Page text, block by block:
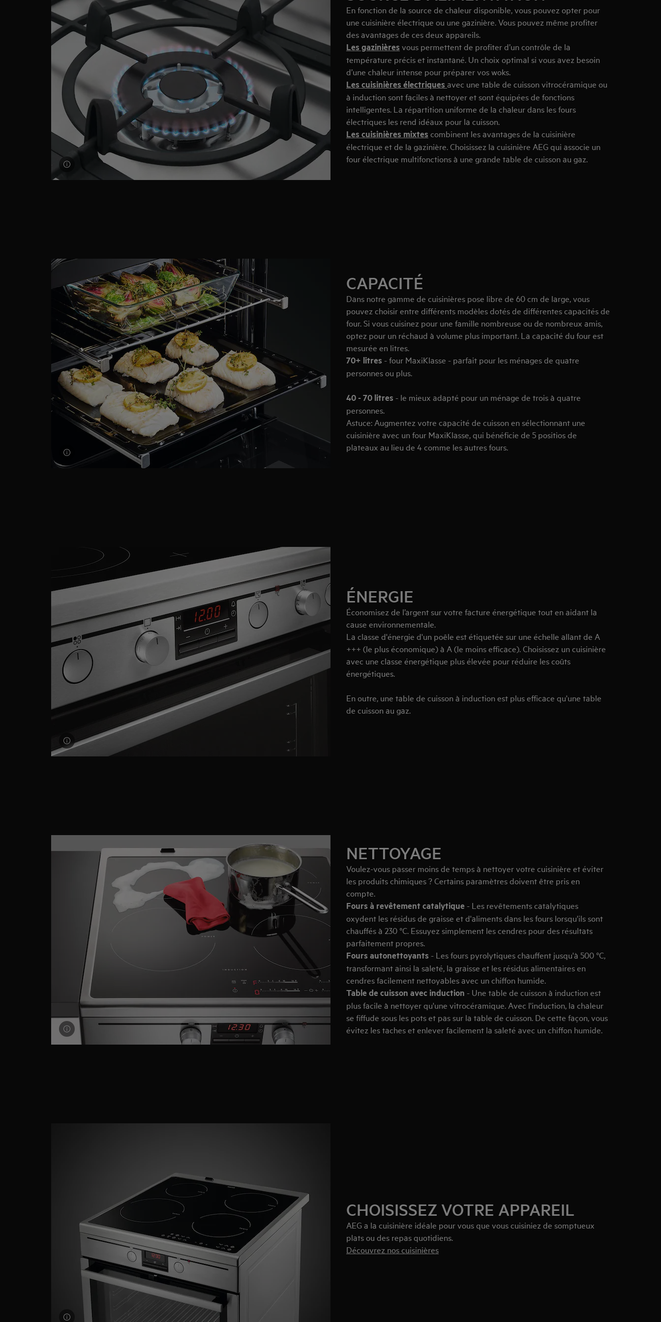
En fonction de la source de chaleur disponible, vous pouvez opter pour
une cuisinière électrique ou une gazinière. Vous pouvez même profiter
des avantages de ces deux appareils.
Les gazinières vous permettent de profiter d’un contrôle de la
température précis et instantané. Un choix optimal si vous avez besoin
d’une chaleur intense pour préparer vos woks.
Les cuisinières électriques avec une table de cuisson vitrocéramique ou
à induction sont faciles à nettoyer et sont équipées de fonctions
intelligentes. La répartition uniforme de la chaleur dans les fours
électriques les rend idéaux pour la cuisson.
Les cuisinières mixtes combinent les avantages de la cuisinière
électrique et de la gazinière. Choisissez la cuisinière AEG qui associe un
four électrique multifonctions à une grande table de cuisson au gaz.
CAPACITÉ
Dans notre gamme de cuisinières pose libre de 60 cm de large, vous
pouvez choisir entre différents modèles dotés de différentes capacités de
four. Si vous cuisinez pour une famille nombreuse ou de nombreux amis,
optez pour un réchaud à volume plus important. La capacité du four est
mesurée en litres.
70+ litres - four MaxiKlasse - parfait pour les ménages de quatre
personnes ou plus.
40 - 70 litres - le mieux adapté pour un ménage de trois à quatre
personnes.
Astuce: Augmentez votre capacité de cuisson en sélectionnant une
cuisinière avec un four MaxiKlasse, qui bénéficie de 5 positios de
plateaux au lieu de 4 comme les autres fours.
ÉNERGIE
Économisez de l’argent sur votre facture énergétique tout en aidant la
cause environnementale.
La classe d'énergie d'un poêle est étiquetée sur une échelle allant de A
+++ (le plus économique) à A (le moins efficace). Choisissez un cuisinière
avec une classe énergétique plus élevée pour réduire les coûts
énergétiques.
En outre, une table de cuisson à induction est plus efficace qu'une table
de cuisson au gaz.
NETTOYAGE
Voulez-vous passer moins de temps à nettoyer votre cuisinière et éviter
les produits chimiques ? Certains paramètres doivent être pris en
compte.
Fours à revêtement catalytique- Les revêtements catalytiques
oxydent les résidus de graisse et d'aliments dans les fours lorsqu'ils sont
chauffés à 230 °C. Essuyez simplement les cendres pour des résultats
parfaitement propres.
Fours autonettoyants - Les fours pyrolytiques chauffent jusqu'à 500 °C,
transformant ainsi la saleté, la graisse et les résidus alimentaires en
cendres facilement nettoyables avec un chiffon humide.
Table de cuisson avec induction - Une table de cuisson à induction est
plus facile à nettoyer qu'une vitrocéramique. Avec l'induction, la chaleur
se fiffude sous les pots et pas sur la table de cuisson. De cette façon, vous
évitez les taches et enlever facilement la saleté avec un chiffon humide.
CHOISISSEZ VOTRE APPAREIL
AEG a la cuisinière idéale pour vous que vous cuisiniez de somptueux
plats ou des repas quotidiens.
Découvrez nos cuisinières